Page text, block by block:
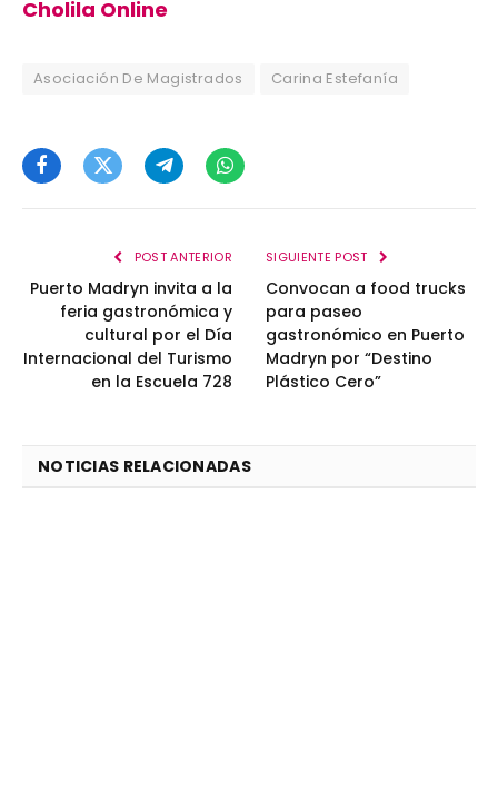
Cholila Online
Asociación De Magistrados Carina Estefanía
FacebookTwitterTelegramWhatsApp
POST ANTERIOR
Puerto Madryn invita a la
feria gastronómica y
cultural por el Día
Internacional del Turismo
en la Escuela 728
SIGUIENTE POST
Convocan a food trucks
para paseo
gastronómico en Puerto
Madryn por “Destino
Plástico Cero”
NOTICIAS RELACIONADAS